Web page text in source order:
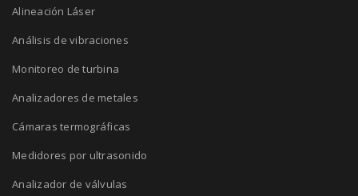
Alineación Láser
Análisis de vibraciones
Monitoreo de turbina
Analizadores de metales
Cámaras termográficas
Medidores por ultrasonido
Analizador de válvulas